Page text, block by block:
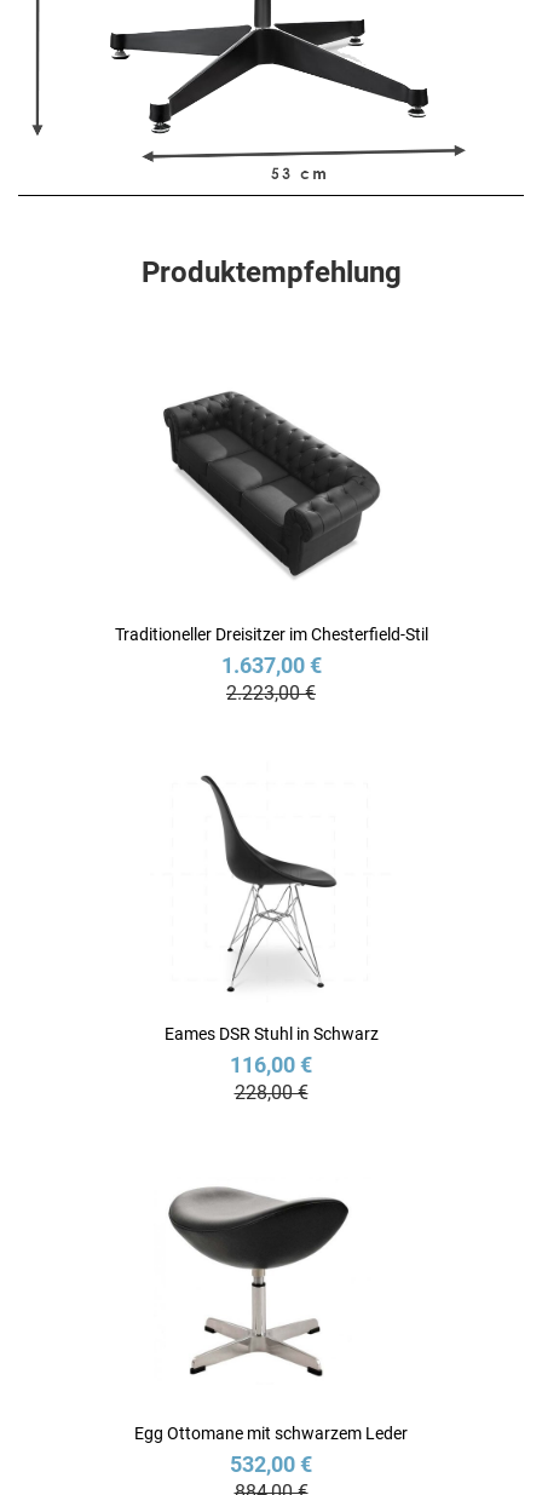
Produktempfehlung
Traditioneller Dreisitzer im Chesterfield-Stil
1.637,00 €
2.223,00 €
Eames DSR Stuhl in Schwarz
116,00 €
228,00 €
Egg Ottomane mit schwarzem Leder
532,00 €